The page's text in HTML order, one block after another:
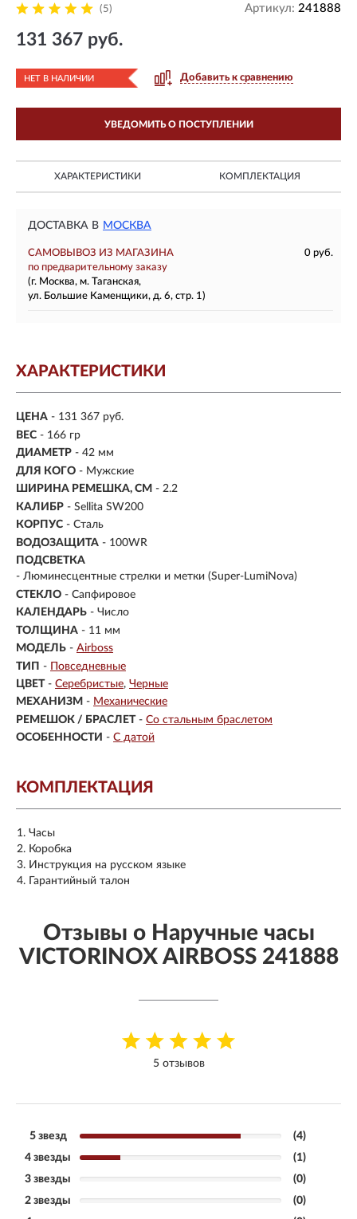
(5) Артикул: 241888
131 367 руб.
НЕТ В НАЛИЧИИ Добавить к сравнению
УВЕДОМИТЬ О ПОСТУПЛЕНИИ
ХАРАКТЕРИСТИКИ КОМПЛЕКТАЦИЯ
ДОСТАВКА В МОСКВА
САМОВЫВОЗ ИЗ МАГАЗИНА
0 руб.
по предварительному заказу
(г. Москва, м. Таганская,
ул. Большие Каменщики, д. 6, стр. 1)
ХАРАКТЕРИСТИКИ
ЦЕНА - 131 367 руб.
ВЕС - 166 гр
ДИАМЕТР - 42 мм
ДЛЯ КОГО - Мужские
ШИРИНА РЕМЕШКА, СМ - 2.2
КАЛИБР - Sellita SW200
КОРПУС - Сталь
ВОДОЗАЩИТА - 100WR
ПОДСВЕТКА
- Люминесцентные стрелки и метки (Super-LumiNova)
СТЕКЛО - Сапфировое
КАЛЕНДАРЬ - Число
ТОЛЩИНА - 11 мм
МОДЕЛЬ - Airboss
ТИП - Повседневные
ЦВЕТ - Серебристые Черные
МЕХАНИЗМ - Механические
РЕМЕШОК / БРАСЛЕТ - Со стальным браслетом
ОСОБЕННОСТИ - С датой
КОМПЛЕКТАЦИЯ
Часы
Коробка
Инструкция на русском языке
Гарантийный талон
Отзывы о Наручные часы
VICTORINOX AIRBOSS 241888
5 отзывов
5 звезд
(4)
4 звезды
(1)
3 звезды
(0)
2 звезды
(0)